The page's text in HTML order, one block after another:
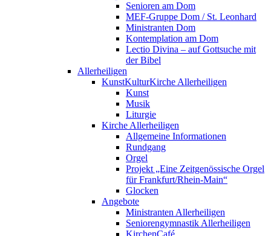
Senioren am Dom
MEF-Gruppe Dom / St. Leonhard
Ministranten Dom
Kontemplation am Dom
Lectio Divina – auf Gottsuche mit
der Bibel
Allerheiligen
KunstKulturKirche Allerheiligen
Kunst
Musik
Liturgie
Kirche Allerheiligen
Allgemeine Informationen
Rundgang
Orgel
Projekt „Eine Zeitgenössische Orgel
für Frankfurt/Rhein-Main“
Glocken
Angebote
Ministranten Allerheiligen
Seniorengymnastik Allerheiligen
KirchenCafé